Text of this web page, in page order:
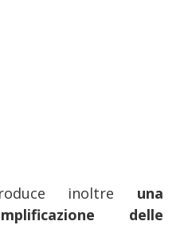
inoltre una
delle